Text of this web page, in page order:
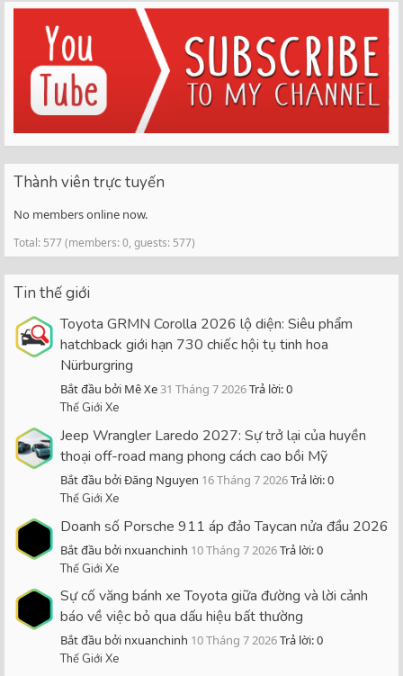
Thành viên trực tuyến
No members online now.
Total: 577 (members: 0, guests: 577)
Tin thế giới
Toyota GRMN Corolla 2026 lộ diện: Siêu phẩm
hatchback giới hạn 730 chiếc hội tụ tinh hoa
Nürburgring
Bắt đầu bởi Mê Xe31 Tháng 7 2026Trả lời: 0
Thế Giới Xe
Jeep Wrangler Laredo 2027: Sự trở lại của huyền
thoại off-road mang phong cách cao bồi Mỹ
Bắt đầu bởi Đăng Nguyen 16 Tháng 7 2026Trả lời: 0
Thế Giới Xe
Doanh số Porsche 911 áp đảo Taycan nửa đầu 2026
Bắt đầu bởi nxuanchinh 10 Tháng 7 2026Trả lời: 0
Thế Giới Xe
Sự cố văng bánh xe Toyota giữa đường và lời cảnh
báo về việc bỏ qua dấu hiệu bất thường
Bắt đầu bởi nxuanchinh 10 Tháng 7 2026Trả lời: 0
Thế Giới Xe